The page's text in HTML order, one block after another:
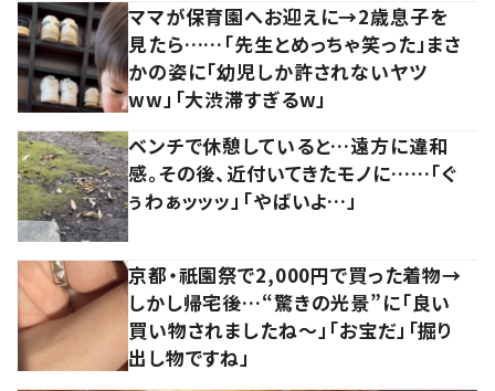
ママが保育園へお迎えに→2歳息子を
見たら……「先生とめっちゃ笑った」まさ
かの姿に「幼児しか許されないヤツ
ww」「大渋滞すぎるw」
ベンチで休憩していると…遠方に違和
感。その後、近付いてきたモノに……「ぐ
ぅわぁッッッ」「やばいよ…」
京都・祇園祭で2,000円で買った着物→
しかし帰宅後…“驚きの光景”に「良い
買い物されましたね～」「お宝だ」「掘り
出し物ですね」